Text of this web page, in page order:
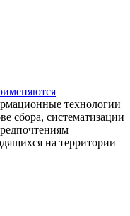
технологии
сбора, систематизации
на территории